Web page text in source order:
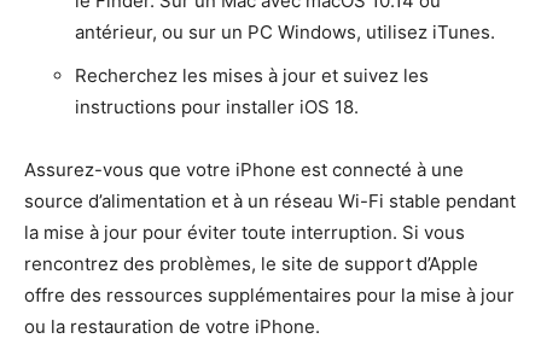
antérieur, ou sur un PC Windows, utilisez iTunes.
Recherchez les mises à jour et suivez les
instructions pour installer iOS 18.
Assurez-vous que votre iPhone est connecté à une
source d’alimentation et à un réseau Wi-Fi stable pendant
la mise à jour pour éviter toute interruption. Si vous
rencontrez des problèmes, le site de support d’Apple
offre des ressources supplémentaires pour la mise à jour
ou la restauration de votre iPhone.